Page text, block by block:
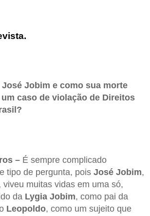
José Jobim e como sua morte
caso de violação de Direitos
– É sempre complicado
tipo de pergunta, pois José Jobim,
viveu muitas vidas em uma só,
da Lygia Jobim, como pai da
Leopoldo, como um sujeito que